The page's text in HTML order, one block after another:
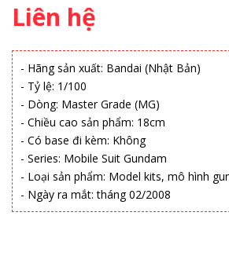
Liên hệ
- Hãng sản xuất: Bandai (Nhật Bản)
- Tỷ lệ: 1/100
- Dòng: Master Grade (MG)
- Chiều cao sản phẩm: 18cm
- Có base đi kèm: Không
- Series: Mobile Suit Gundam
- Loại sản phẩm: Model kits, mô hình
- Ngày ra mắt: tháng 02/2008